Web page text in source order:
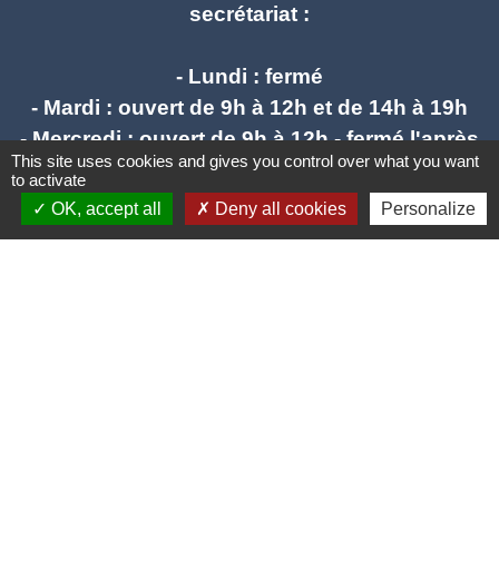
secrétariat :
- Lundi : fermé
- Mardi : ouvert de 9h à 12h et de 14h à 19h
- Mercredi : ouvert de 9h à 12h - fermé l'après
midi
- Jeudi : ouvert de 9h à 12h et de 14h à 17h
- Vendredi : ouvert de 9h à 12h et de 14h à
This site uses cookies and gives you control over what you want
to activate
OK, accept all
Deny all cookies Personalize